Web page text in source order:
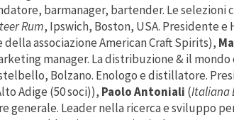
barmanager, bartender. Le selezioni
Rum, Ipswich, Boston, USA. Presidente e
associazione American Craft Spirits),
manager. La distribuzione & il mondo
Bolzano. Enologo e distillatore.
Adige (50 soci)), Paolo Antoniali (Italiana
generale. Leader nella ricerca e sviluppo